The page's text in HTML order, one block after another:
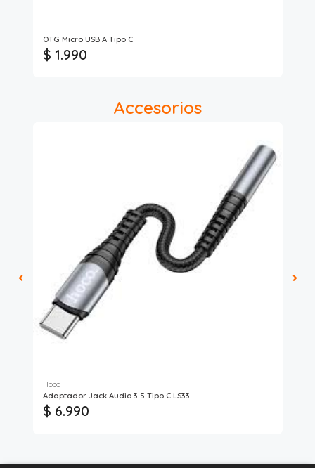
OTG Micro USB A Tipo C
$ 1.990
Accesorios
Hoco
Adaptador Jack Audio 3.5 Tipo C LS33
$ 6.990